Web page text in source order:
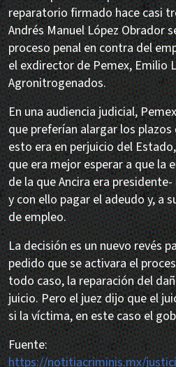
reparatorio firmado hace casi
Andrés Manuel López Obrador
proceso penal en contra del
el exdirector de Pemex, Emilio
Agronitrogenados.
En una audiencia judicial,
que preferían alargar los
esto era en perjuicio del
que era mejor esperar a que la
de la que Ancira era
y con ello pagar el adeudo y, a
de empleo.
La decisión es un nuevo revés
pedido que se activara el
todo caso, la reparación del
juicio. Pero el juez dijo que el
si la víctima, en este caso el
Fuente:
https://notitiacriminis.mx/